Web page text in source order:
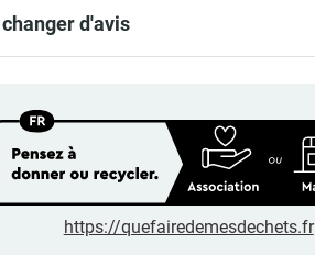
d'avis
https://quefairedemesdechets.fr